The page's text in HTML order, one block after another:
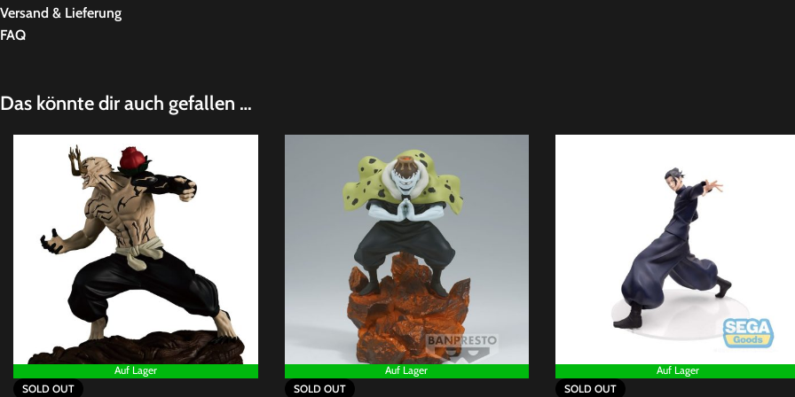
Versand & Lieferung
FAQ
Das könnte dir auch gefallen …
Auf Lager
SOLD OUT
Auf Lager
SOLD OUT
Auf Lager
SOLD OUT